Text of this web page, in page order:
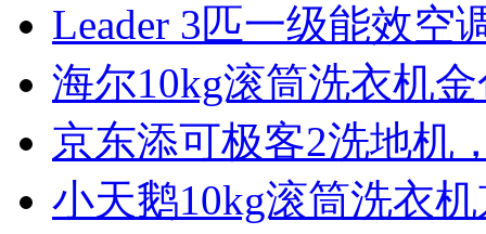
Leader 3匹一级能效空
海尔10kg滚筒洗衣机
京东添可极客2洗地机
小天鹅10kg滚筒洗衣